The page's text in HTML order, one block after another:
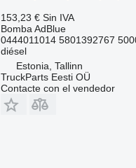
153,23 € Sin IVA
Bomba AdBlue
0444011014 5801392767
diésel
Estonia, Tallinn
TruckParts Eesti OÜ
Contacte con el vendedor